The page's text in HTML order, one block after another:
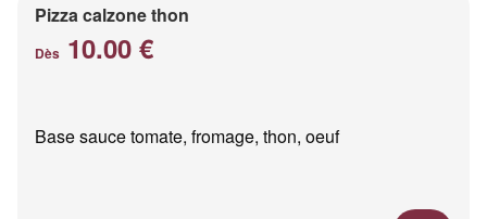
Pizza calzone thon
Dès 10.00 €
Base sauce tomate, fromage, thon, oeuf